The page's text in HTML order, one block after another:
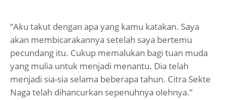
“Aku takut dengan apa yang kamu katakan. Saya
akan membicarakannya setelah saya bertemu
pecundang itu. Cukup memalukan bagi tuan muda
yang mulia untuk menjadi menantu. Dia telah
menjadi sia-sia selama beberapa tahun. Citra Sekte
Naga telah dihancurkan sepenuhnya olehnya.”